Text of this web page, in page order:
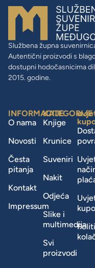
Službena župna
Autentični proizvodi s
dostupni hodočasnicima
2015. godine.
INFORMACIJE
O nama
Novosti
Česta
pitanja
Kontakt
Impressum
KATEGORIJE
Knjige
Krunice
Suveniri
Nakit
Odjeća
Slike i
multimedija
Svi
proizvodi